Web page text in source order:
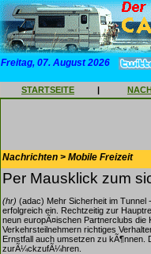
Freitag, 07. August 2026
STARTSEITE |
Nachrichten > Mobile Freizeit
Per Mausklick zum
(hr) (adac) Mehr Sicherheit im
erfolgreich ein. Rechtzeitig zur
neun europÃ¤ischen Partnerclubs die
Verkehrsteilnehmern richtiges
Ernstfall auch umsetzen zu kÃ¶nnen.
zurÃ¼ckzufÃ¼hren.